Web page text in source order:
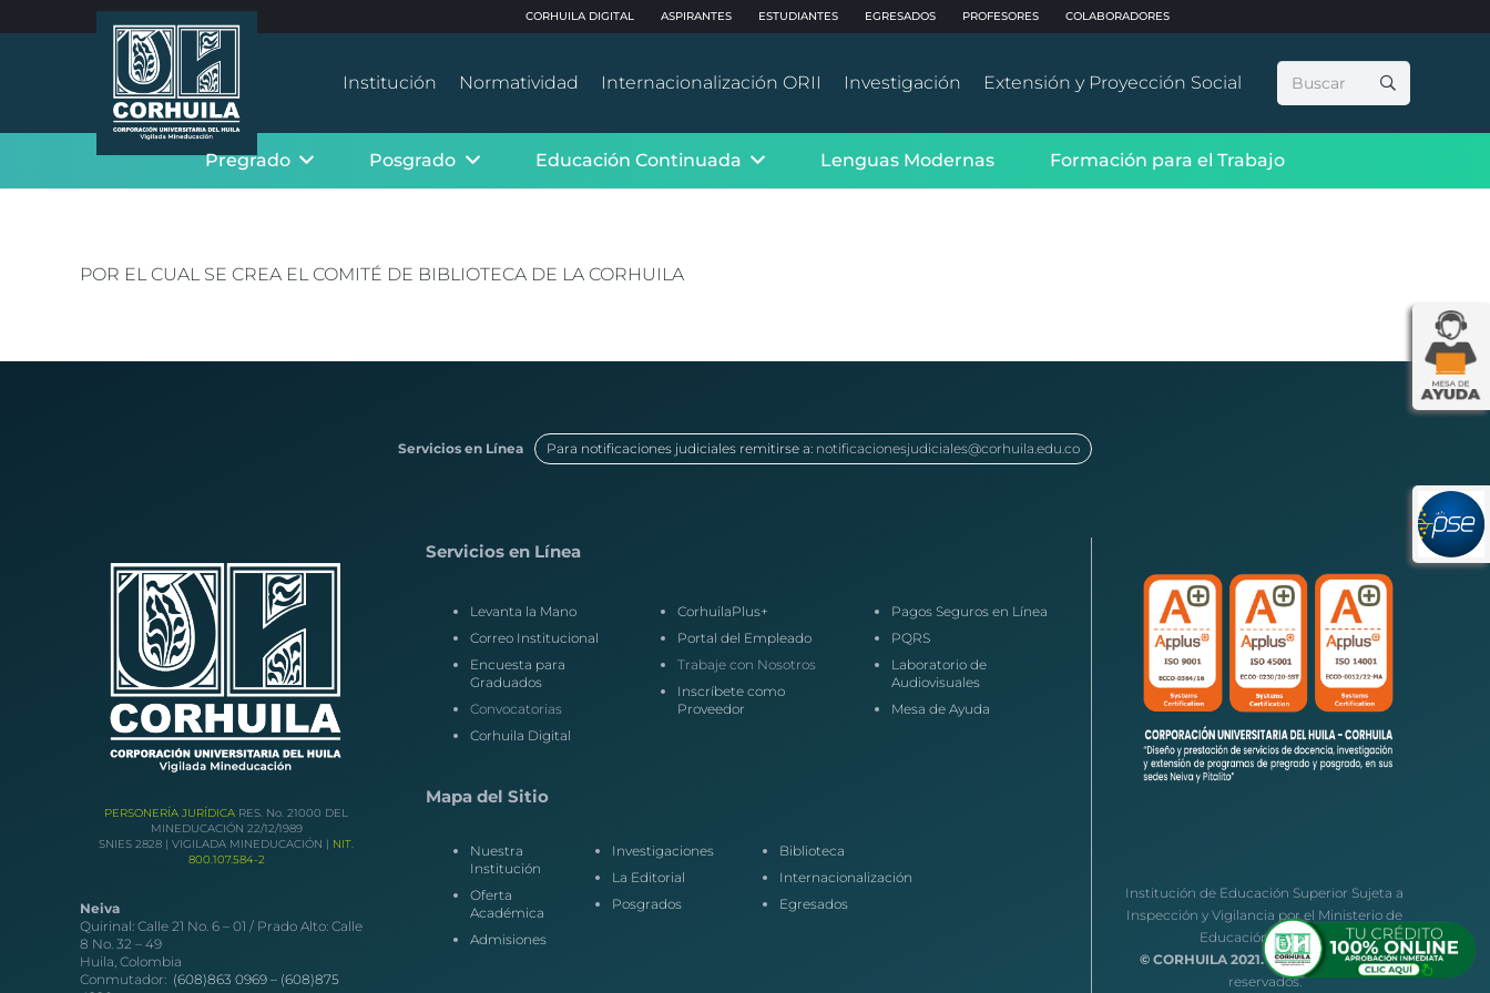
CORHUILA DIGITAL ASPIRANTES ESTUDIANTES EGRESADOS PROFESORES COLABORADORES
Institución Normatividad Internacionalización ORII Investigación Extensión y Proyección Social Buscar:
Pregrado Posgrado Educación Continuada Lenguas Modernas Formación para el Trabajo
POR EL CUAL SE CREA EL COMITÉ DE BIBLIOTECA DE LA CORHUILA
Servicios en Línea Para notificaciones judiciales remitirse a: notificacionesjudiciales@corhuila.edu.co
PERSONERÍA JURÍDICA RES. No. 21000 DEL
MINEDUCACIÓN 22/12/1989
SNIES 2828 | VIGILADA MINEDUCACIÓN | NIT.
800.107.584-2
Neiva
Quirinal: Calle 21 No. 6 – 01 / Prado Alto: Calle
8 No. 32 – 49
Huila, Colombia
Conmutador: (608)863 0969 – (608)875
Servicios en Línea
Levanta la Mano
Correo Institucional
Encuesta para
Graduados
Convocatorias
Corhuila Digital
CorhuilaPlus+
Portal del Empleado
Trabaje con Nosotros
Inscríbete como
Proveedor
Pagos Seguros en Línea
PQRS
Laboratorio de
Audiovisuales
Mesa de Ayuda
Mapa del Sitio
Nuestra
Institución
Oferta
Académica
Admisiones
Investigaciones
La Editorial
Posgrados
Biblioteca
Internacionalización
Egresados
Institución de Educación Superior Sujeta a
Inspección y Vigilancia por el Ministerio de
Educación Nacional
© CORHUILA 2021.Todos los derechos
reservados.